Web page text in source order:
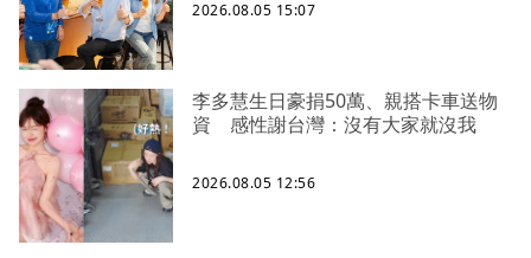
2026.08.05 15:07
李多慧生日豪捐50萬、親搭卡車送物
資 感性謝台灣：沒有大家就沒我
2026.08.05 12:56